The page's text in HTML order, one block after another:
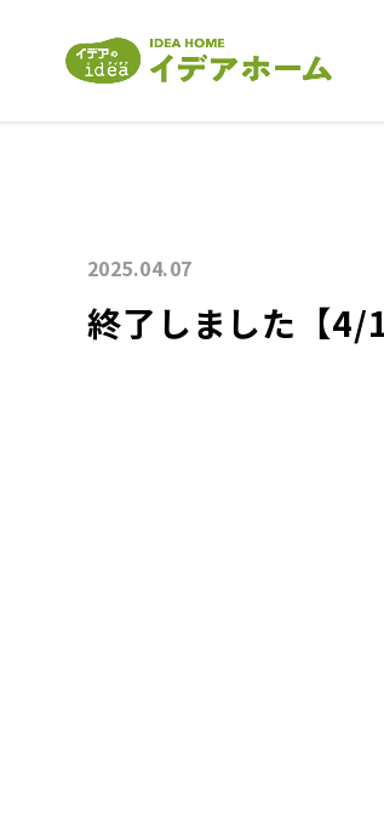
2025.04.07
終了しました【4/